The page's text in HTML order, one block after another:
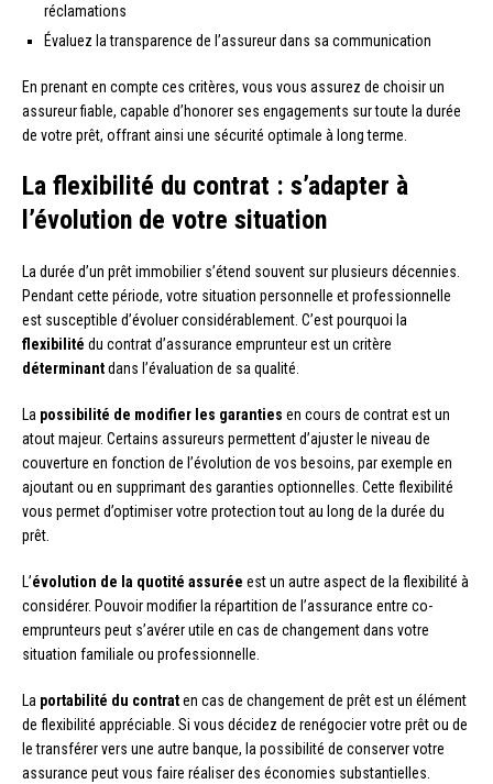
réclamations
Évaluez la transparence de l’assureur dans sa communication
En prenant en compte ces critères, vous vous assurez de choisir un
assureur fiable, capable d’honorer ses engagements sur toute la durée
de votre prêt, offrant ainsi une sécurité optimale à long terme.
La flexibilité du contrat : s’adapter à
l’évolution de votre situation
La durée d’un prêt immobilier s’étend souvent sur plusieurs décennies.
Pendant cette période, votre situation personnelle et professionnelle
est susceptible d’évoluer considérablement. C’est pourquoi la
flexibilité du contrat d’assurance emprunteur est un critère
déterminantdans l’évaluation de sa qualité.
La possibilité de modifier les garanties en cours de contrat est un
atout majeur. Certains assureurs permettent d’ajuster le niveau de
couverture en fonction de l’évolution de vos besoins, par exemple en
ajoutant ou en supprimant des garanties optionnelles. Cette flexibilité
vous permet d’optimiser votre protection tout au long de la durée du
prêt.
L’évolution de la quotité assurée est un autre aspect de la flexibilité à
considérer. Pouvoir modifier la répartition de l’assurance entre co-
emprunteurs peut s’avérer utile en cas de changement dans votre
situation familiale ou professionnelle.
La portabilité du contraten cas de changement de prêt est un élément
de flexibilité appréciable. Si vous décidez de renégocier votre prêt ou de
le transférer vers une autre banque, la possibilité de conserver votre
assurance peut vous faire réaliser des économies substantielles.